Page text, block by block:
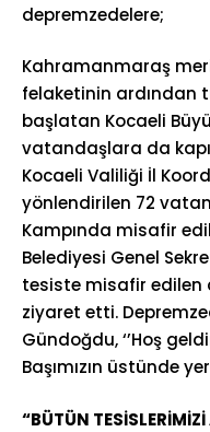
depremzedelere;
Kahramanmaraş
felaketinin ardından
başlatan Kocaeli
vatandaşlara da
Kocaeli Valiliği İl
yönlendirilen 72
Kampında misafir
Belediyesi Genel
tesiste misafir edilen
ziyaret etti.
Gündoğdu, ‘’Hoş
Başımızın üstünde
“BÜTÜN